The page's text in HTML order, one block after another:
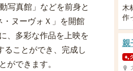
写真館」などを前身と
ヌーヴォＸ」を開館
、多彩な作品を上映を
ることができ、完成し
ができます。
木
作
親